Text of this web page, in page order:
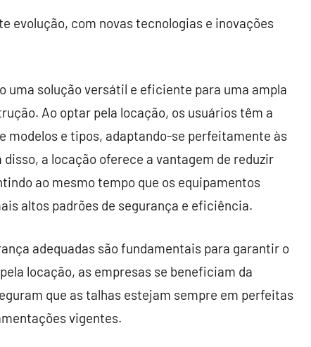
evolução, com novas tecnologias e inovações
uma solução versátil e eficiente para uma ampla
Ao optar pela locação, os usuários têm a
modelos e tipos, adaptando-se perfeitamente às
a locação oferece a vantagem de reduzir
ao mesmo tempo que os equipamentos
altos padrões de segurança e eficiência.
adequadas são fundamentais para garantir o
locação, as empresas se beneficiam da
que as talhas estejam sempre em perfeitas
vigentes.